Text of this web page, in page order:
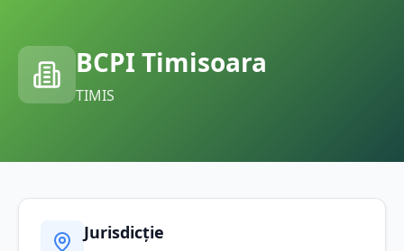
BCPI Timisoara
TIMIS
Jurisdicție